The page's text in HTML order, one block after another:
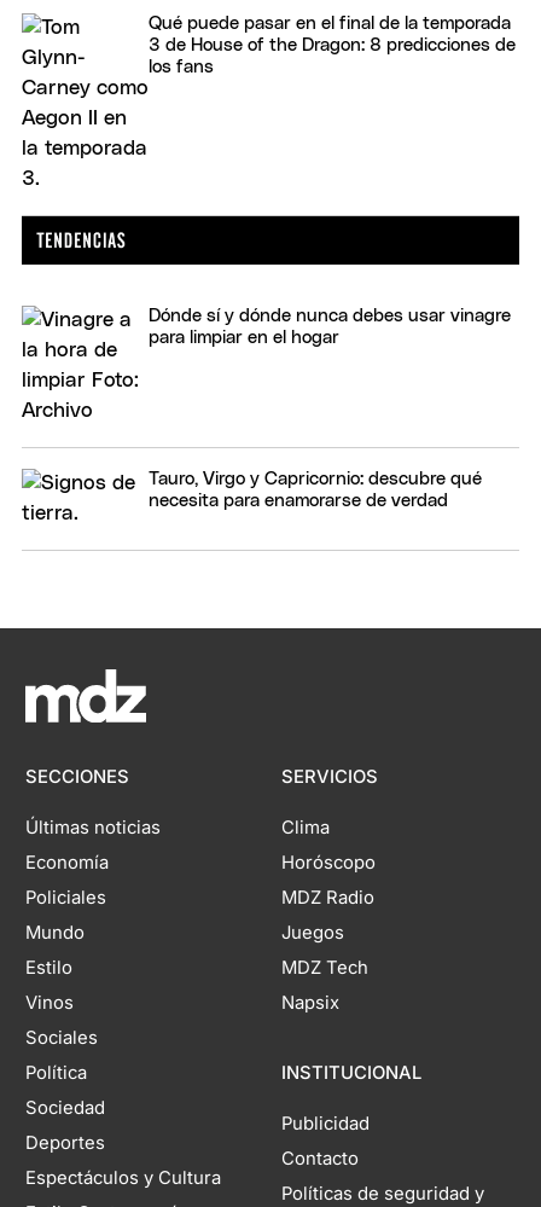
Qué puede pasar en el final de la temporada
3 de House of the Dragon: 8 predicciones de
los fans
Dónde sí y dónde nunca debes usar vinagre
para limpiar en el hogar
Tauro, Virgo y Capricornio: descubre qué
necesita para enamorarse de verdad
SECCIONES
Últimas noticias
Economía
Policiales
Mundo
Estilo
Vinos
Sociales
Política
Sociedad
Deportes
Espectáculos y Cultura
SERVICIOS
Clima
Horóscopo
MDZ Radio
Juegos
MDZ Tech
Napsix
INSTITUCIONAL
Publicidad
Contacto
Políticas de seguridad y